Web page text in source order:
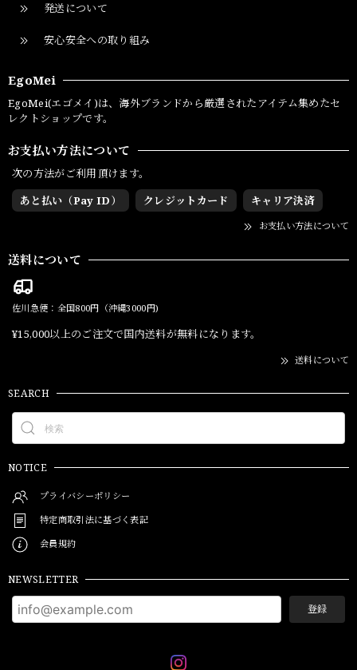
発送について
安心安全への取り組み
EgoMei
EgoMei(エゴメイ)は、海外ブランドから厳選されたアイテム集めたセ
レクトショップです。
お支払い方法について
次の方法がご利用頂けます。
あと払い（Pay ID）
クレジットカード キャリア決済
お支払い方法について
送料について
佐川急便：全国800円（沖縄3000円)
¥15,000以上のご注文で国内送料が無料になります。
送料について
SEARCH
NOTICE
プライバシーポリシー
特定商取引法に基づく表記
会員規約
NEWSLETTER
登録